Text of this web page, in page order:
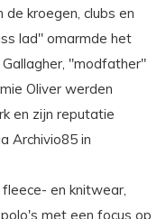
kroegen, clubs en
lad" omarmde het
"modfather"
Oliver werden
en zijn reputatie
Archivio85 in
en knitwear,
met een focus op